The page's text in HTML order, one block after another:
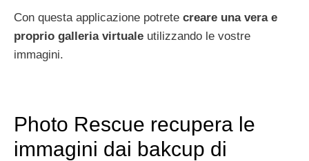
Con questa applicazione potrete creare una vera e
proprio galleria virtuale utilizzando le vostre
immagini.
Photo Rescue recupera le
immagini dai bakcup di